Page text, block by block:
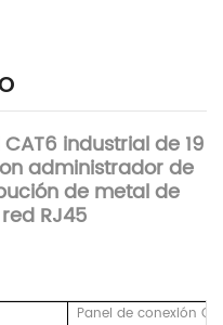
industrial de 19
administrador de
de metal de
RJ45
Panel de conexión